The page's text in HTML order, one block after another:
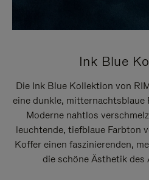
Ink Blue
Die Ink Blue Kollektion von
eine dunkle, mitternachtsblaue
Moderne nahtlos
leuchtende, tiefblaue Farbton
Koffer einen faszinierenden,
die schöne Ästhetik des